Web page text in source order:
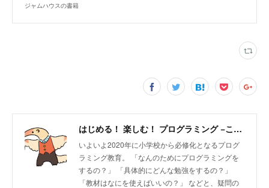
ジャムハウスの書籍
はじめる！ 楽しむ！ プログラミング −こどもプログラミング教育のツボ－ | ジャムハウス
いよいよ2020年に小学校から必修化となるプログ
ラミング教育。 「なんのためにプログラミングを
するの？」 「具体的にどんな勉強をするの？」
「教材はなにを使えばいいの？」 などと、疑問の